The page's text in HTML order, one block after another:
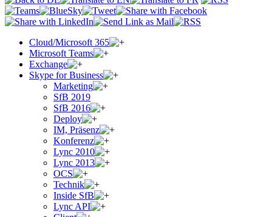
Cloud/Microsoft 365
Microsoft Teams
Exchange
Skype for Business
Marketing
SfB 2019
SfB 2016
Deploy
IM, Präsenz
Konferenz
Lync 2010
Lync 2013
OCS
Technik
Inside SfB
Lync API